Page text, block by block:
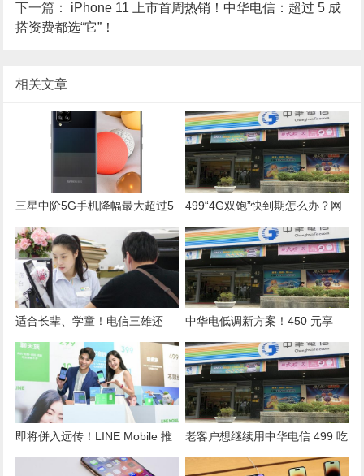
下一篇： iPhone 11 上市首周热销！中华电信：超过 5 成
搭资费都选“它”！
相关文章
三星中阶5G手机降幅最大超过5
千！通路商祭5款夯机优惠助攻
升级5G
499“4G双饱”快到期怎么办？网
推荐四项接替方案
适合长辈、学童！电信三雄还
有“99元”入门资费可办
中华电低调新方案！450 元享
4G 吃到饱
即将併入远传！LINE Mobile 推
最后一次感恩季优惠
老客户想继续用中华电信 499 吃
到饱？用这招能直接线上续约！